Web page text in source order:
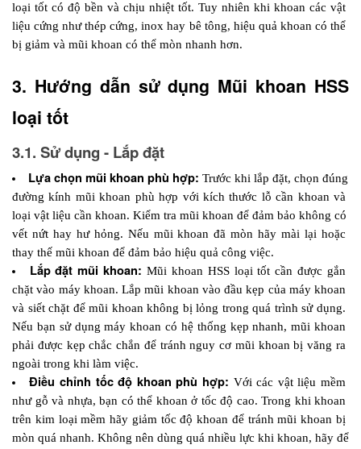
loại tốt có độ bền và chịu nhiệt tốt. Tuy nhiên khi khoan các vật
liệu cứng như thép cứng, inox hay bê tông, hiệu quả khoan có thể
bị giảm và mũi khoan có thể mòn nhanh hơn.
3. Hướng dẫn sử dụng Mũi khoan HSS
loại tốt
3.1. Sử dụng - Lắp đặt
Lựa chọn mũi khoan phù hợp: Trước khi lắp đặt, chọn đúng
đường kính mũi khoan phù hợp với kích thước lỗ cần khoan và
loại vật liệu cần khoan. Kiểm tra mũi khoan để đảm bảo không có
vết nứt hay hư hỏng. Nếu mũi khoan đã mòn hãy mài lại hoặc
thay thế mũi khoan để đảm bảo hiệu quả công việc.
Lắp đặt mũi khoan: Mũi khoan HSS loại tốt cần được gắn
chặt vào máy khoan. Lắp mũi khoan vào đầu kẹp của máy khoan
và siết chặt để mũi khoan không bị lỏng trong quá trình sử dụng.
Nếu bạn sử dụng máy khoan có hệ thống kẹp nhanh, mũi khoan
phải được kẹp chắc chắn để tránh nguy cơ mũi khoan bị văng ra
ngoài trong khi làm việc.
Điều chỉnh tốc độ khoan phù hợp: Với các vật liệu mềm
như gỗ và nhựa, bạn có thể khoan ở tốc độ cao. Trong khi khoan
trên kim loại mềm hãy giảm tốc độ khoan để tránh mũi khoan bị
mòn quá nhanh. Không nên dùng quá nhiều lực khi khoan, hãy để